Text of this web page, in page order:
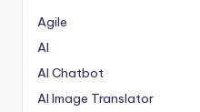
Agile
AI
AI Chatbot
AI Image Translator